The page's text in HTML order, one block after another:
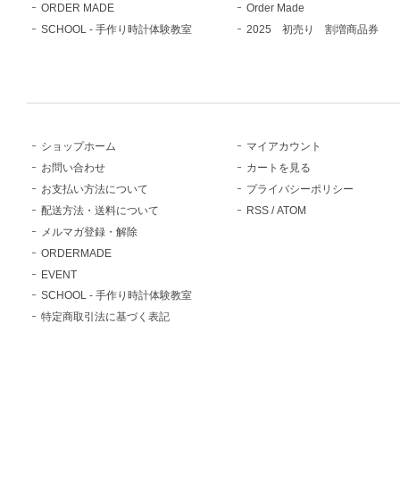
ORDER MADE
SCHOOL - 手作り時計体験教室
Order Made
2025 初売り 割増商品券
ショップホーム
お問い合わせ
お支払い方法について
配送方法・送料について
メルマガ登録・解除
ORDERMADE
EVENT
SCHOOL - 手作り時計体験教室
特定商取引法に基づく表記
マイアカウント
カートを見る
プライバシーポリシー
RSS /ATOM